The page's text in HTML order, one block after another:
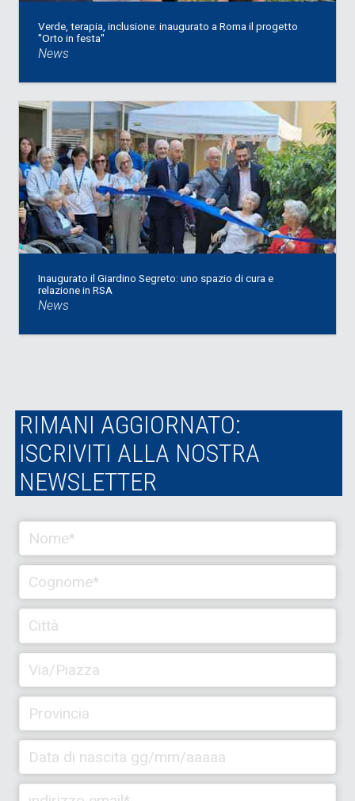
Verde, terapia, inclusione: inaugurato a Roma il progetto
"Orto in festa"
News
Inaugurato il Giardino Segreto: uno spazio di cura e
relazione in RSA
News
RIMANI AGGIORNATO:
ISCRIVITI ALLA NOSTRA
NEWSLETTER